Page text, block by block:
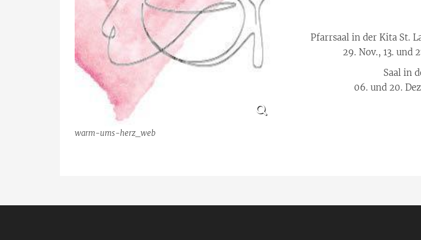
warm-ums-herz_web
Pfarrsaal in der Kita St.
29. Nov., 13. und
Saal in
06. und 20.